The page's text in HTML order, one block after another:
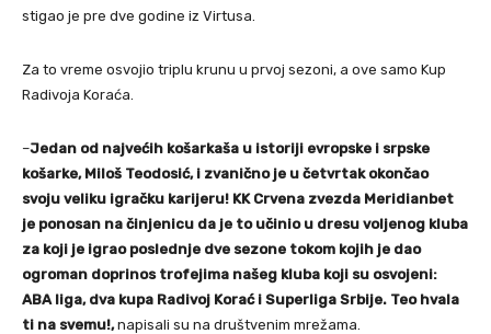
stigao je pre dve godine iz Virtusa.
Za to vreme osvojio triplu krunu u prvoj sezoni, a ove samo Kup
Radivoja Koraća.
–Jedan od najvećih košarkaša u istoriji evropske i srpske
košarke, Miloš Teodosić, i zvanično je u četvrtak okončao
svoju veliku igračku karijeru! KK Crvena zvezda Meridianbet
je ponosan na činjenicu da je to učinio u dresu voljenog kluba
za koji je igrao poslednje dve sezone tokom kojih je dao
ogroman doprinos trofejima našeg kluba koji su osvojeni:
ABA liga, dva kupa Radivoj Korać i Superliga Srbije. Teo hvala
ti na svemu!,napisali su na društvenim mrežama.